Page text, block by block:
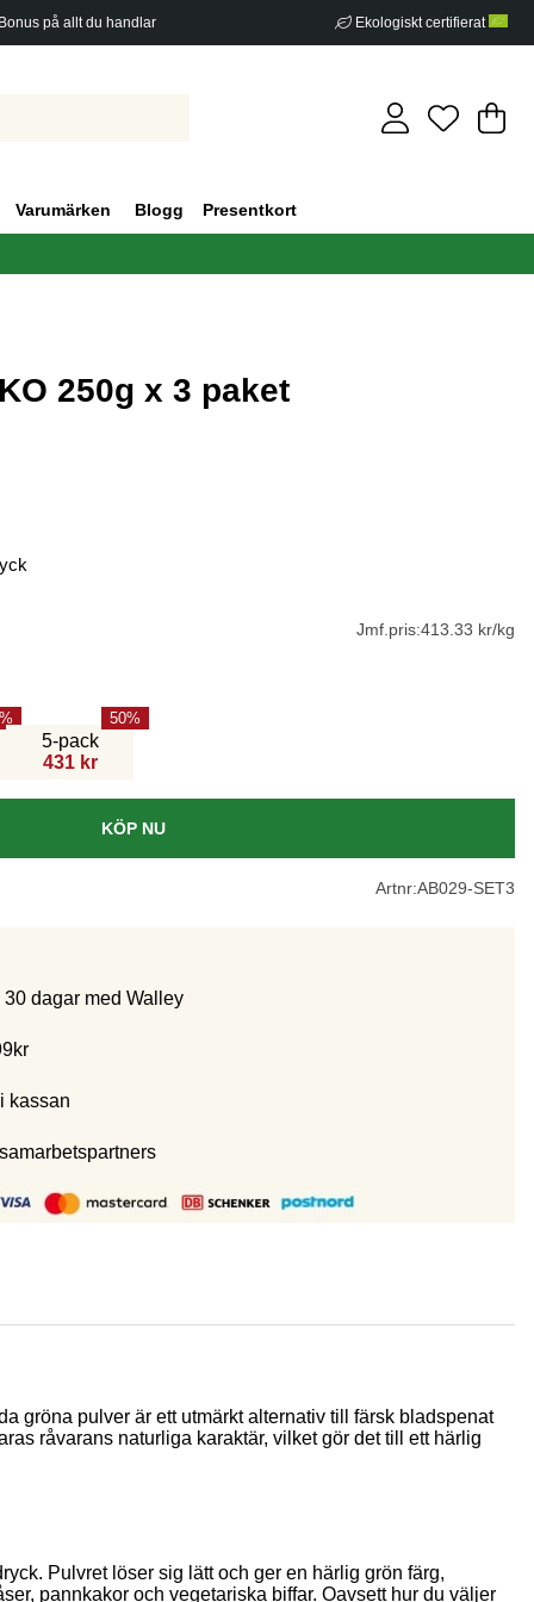
på allt du handlar Ekologiskt certifierat
.
Varumärken Blogg Presentkort
250g x 3 paket
Jmf.pris:413.33 kr/kg
5-pack
431 kr
50
KÖP NU
Artnr:AB029-SET3
dagar med Walley
kassan
gröna pulver är ett utmärkt alternativ till färsk bladspenat
råvarans naturliga karaktär, vilket gör det till ett härlig
Pulvret löser sig lätt och ger en härlig grön färg,
pannkakor och vegetariska biffar. Oavsett hur du väljer